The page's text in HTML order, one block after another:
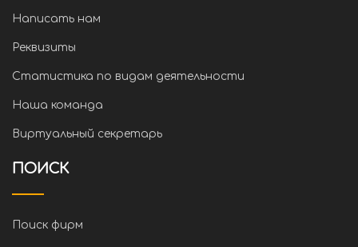
Написать нам
Реквизиты
Статистика по видам деятельности
Наша команда
Виртуальный секретарь
ПОИСК
Поиск фирм